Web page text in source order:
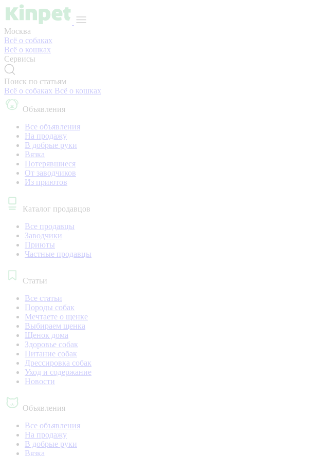
Москва
Всё о собаках
Всё о кошках
Сервисы
Поиск по статьям
Всё о собаках Всё о кошках
Объявления
Все объявления
На продажу
В добрые руки
Вязка
Потерявшиеся
От заводчиков
Из приютов
Каталог продавцов
Все продавцы
Заводчики
Приюты
Частные продавцы
Статьи
Все статьи
Породы собак
Мечтаете о щенке
Выбираем щенка
Щенок дома
Здоровье собак
Питание собак
Дрессировка собак
Уход и содержание
Новости
Объявления
Все объявления
На продажу
В добрые руки
Вязка